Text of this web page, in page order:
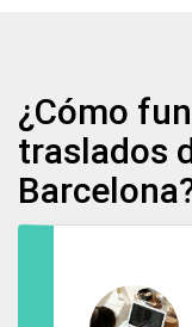
¿Cómo
traslados